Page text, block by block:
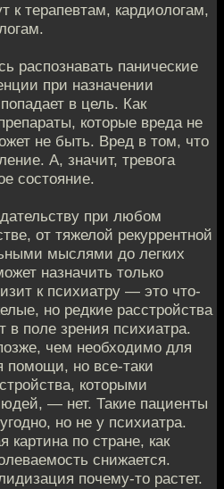
к терапевтам, кардиологам,
распознавать панические
при назначении
в цель. Как
которые вреда не
не быть. Вред в том, что
А, значит, тревога
состояние.
при любом
от тяжелой рекуррентной
мыслями до легких
назначить только
к психиатру — это что-
но редкие расстройства
в поле зрения психиатра.
чем необходимо для
помощи, но все-таки
которыми
— нет. Такие пациенты
но не у психиатра.
картина по стране, как
снижается.
почему-то растет.